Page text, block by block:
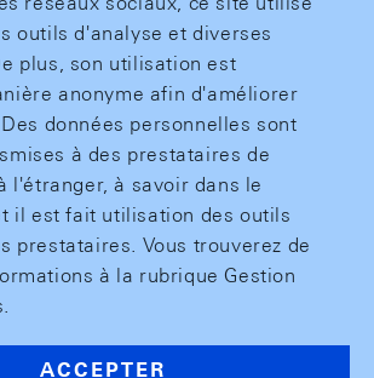
outils d'analyse et diverses
plus, son utilisation est
anonyme afin d'améliorer
données personnelles sont
à des prestataires de
l'étranger, à savoir dans le
il est fait utilisation des outils
prestataires. Vous trouverez de
à la rubrique Gestion
ACCEPTER